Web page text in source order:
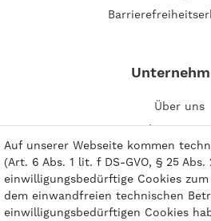
Über uns
Impressum
Kontakt
Auf unserer Webseite kommen
(Art. 6 Abs. 1 lit. f DS-GVO, § 25 Abs.
einwilligungsbedürftige Cookies
dem einwandfreien technischen
einwilligungsbedürftigen Cookies